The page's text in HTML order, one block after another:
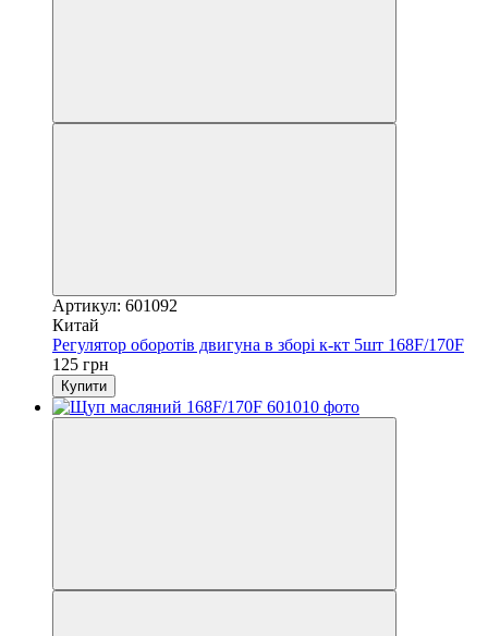
Артикул: 601092
Китай
Регулятор оборотів двигуна в зборі к-кт 5шт 168F/170F
125 грн
Купити